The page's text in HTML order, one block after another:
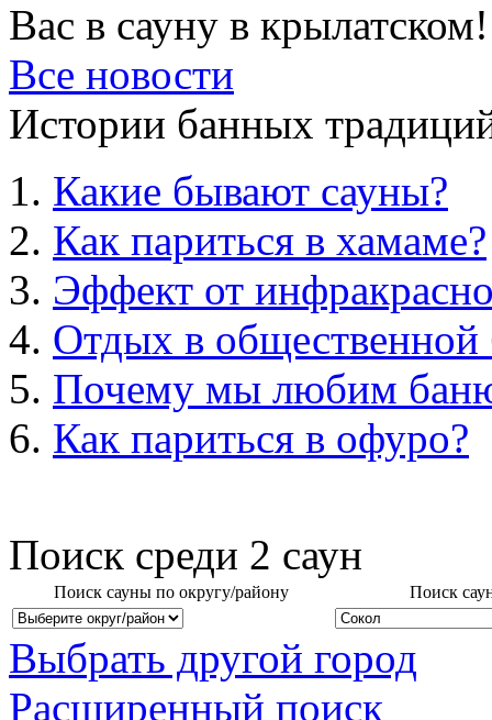
Вас в сауну в
Все новости
Истории банных
Какие бывают сауны?
Как париться в хамаме?
Эффект от
Отдых в общественной
Почему мы любим
Как париться в офуро?
Поиск среди 2 саун
Поиск сауны по округу/району Поиск
Выбрать другой город
Расширенный поиск